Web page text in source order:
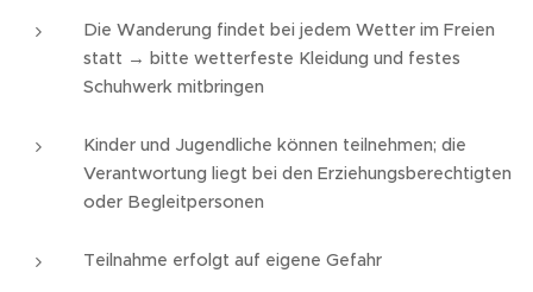
Die Wanderung findet bei jedem Wetter im Freien
statt → bitte wetterfeste Kleidung und festes
Schuhwerk mitbringen
Kinder und Jugendliche können teilnehmen; die
Verantwortung liegt bei den Erziehungsberechtigten
oder Begleitpersonen
Teilnahme erfolgt auf eigene Gefahr